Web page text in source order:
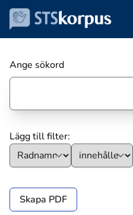
Ange sökord
Lägg till filter:
Skapa PDF